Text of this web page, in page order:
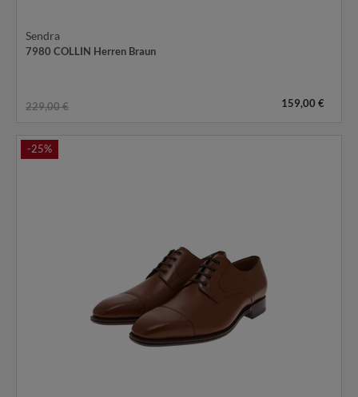
Sendra
7980 COLLIN Herren Braun
229,00 € 159,00 €
-25%